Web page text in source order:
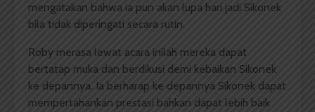
mengatakan bahwa ia pun akan lupa hari jadi Sikonek
bila tidak diperingati secara rutin.
Roby merasa lewat acara inilah mereka dapat
bertatap muka dan berdikusi demi kebaikan Sikonek
ke depannya. Ia berharap ke depannya Sikonek dapat
mempertahankan prestasi bahkan dapat lebih baik